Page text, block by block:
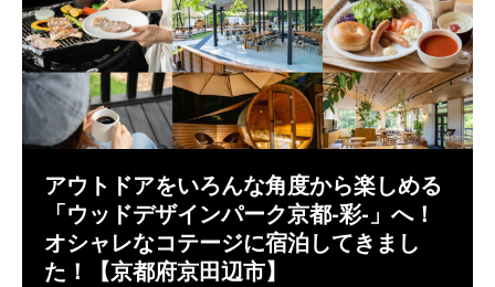
アウトドアをいろんな角度から楽しめる
「ウッドデザインパーク京都-彩-」へ！
オシャレなコテージに宿泊してきまし
た！【京都府京田辺市】